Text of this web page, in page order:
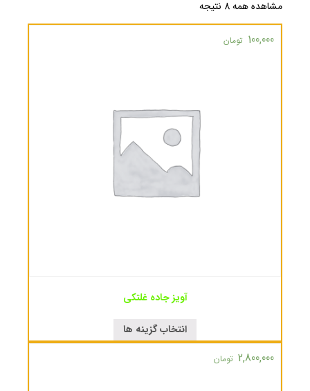
مشاهده همه 8 نتیجه
100,000 تومان
آویز جاده غلتکی
انتخاب گزینه ها
2,800,000 تومان